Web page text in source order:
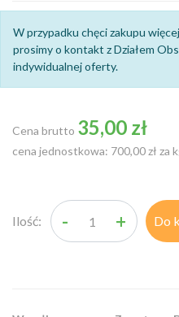
W przypadku chęci zakupu
prosimy o kontakt z Działem
indywidualnej oferty.
Cena brutto 35,00 zł
cena jednostkowa: 700,00 zł za
Ilość: - + Do